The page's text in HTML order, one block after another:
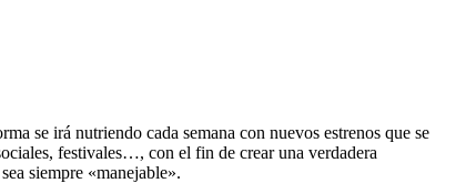
se irá nutriendo cada semana con nuevos estrenos que se
festivales…, con el fin de crear una verdadera
siempre «manejable».